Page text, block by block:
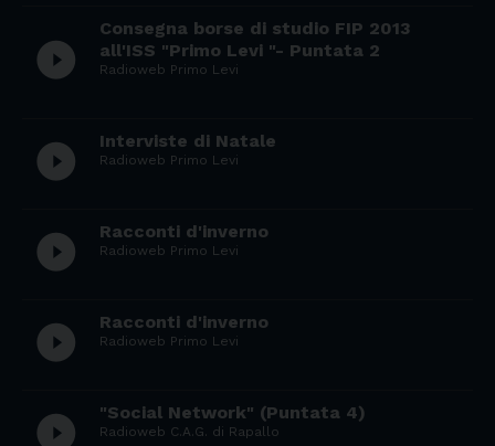
play_circle_filled
Consegna borse di studio FIP 2013
all'ISS "Primo Levi "- Puntata 2
Radioweb Primo Levi
play_circle_filled Interviste di Natale
Radioweb Primo Levi
play_circle_filled Racconti d'inverno
Radioweb Primo Levi
play_circle_filled Racconti d'inverno
Radioweb Primo Levi
play_circle_filled "Social Network" (Puntata 4)
Radioweb C.A.G. di Rapallo